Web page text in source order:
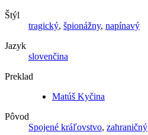
Štýl
tragický, špionážny, napínavý
Jazyk
slovenčina
Preklad
Matúš Kyčina
Pôvod
Spojené kráľovstvo, zahraničný